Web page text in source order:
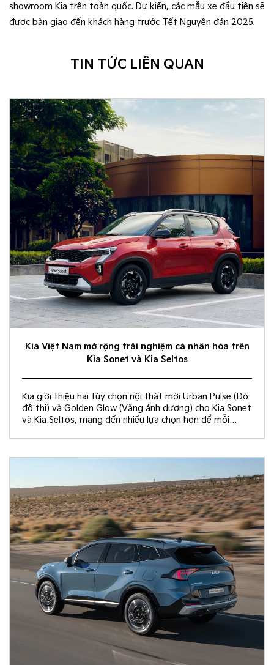
showroom Kia trên toàn quốc. Dự kiến, các mẫu xe đầu tiên sẽ
được bàn giao đến khách hàng trước Tết Nguyên đán 2025.
TIN TỨC LIÊN QUAN
Kia Việt Nam mở rộng trải nghiệm cá nhân hóa trên
Kia Sonet và Kia Seltos
Kia giới thiệu hai tùy chọn nội thất mới Urban Pulse (Đỏ
đô thị) và Golden Glow (Vàng ánh dương) cho Kia Sonet
và Kia Seltos, mang đến nhiều lựa chọn hơn để mỗi